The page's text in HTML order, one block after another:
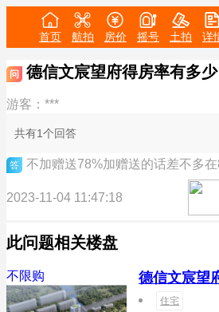
首页 航拍 房价 摇号 土拍 详
问 德信文宸望府得房率有多少
游客：***
共有1个回答
答 不加赠送78%加赠送的话差不多在
2023-11-04 11:47:18
此问题相关楼盘
不限购 德信文宸望
住宅